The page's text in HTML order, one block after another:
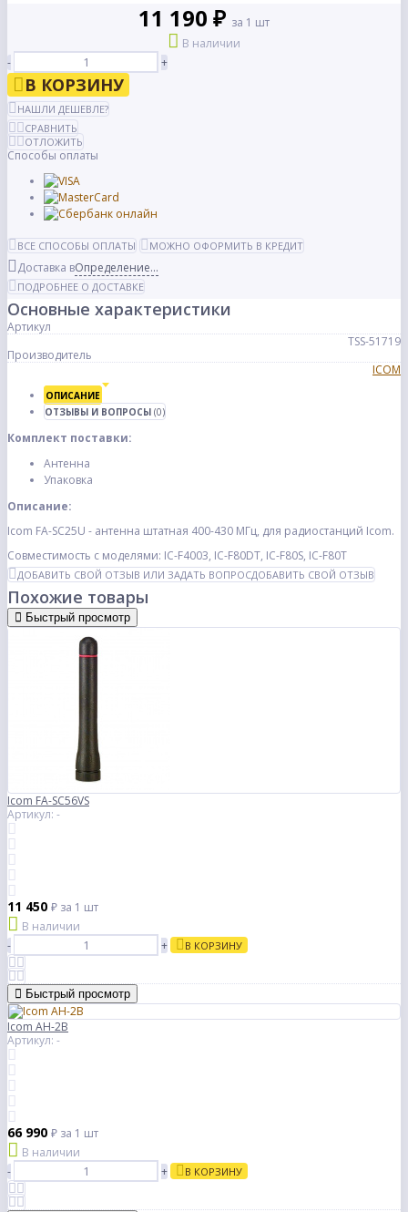
11 190 ₽ за 1 шт
В наличии
-
+
В КОРЗИНУ
НАШЛИ ДЕШЕВЛЕ?
СРАВНИТЬ
ОТЛОЖИТЬ
Способы оплаты
ВСЕ СПОСОБЫ ОПЛАТЫ МОЖНО ОФОРМИТЬ В КРЕДИТ
Доставка вОпределение...
ПОДРОБНЕЕ О ДОСТАВКЕ
Основные характеристики
Артикул
TSS-51719
Производитель
ICOM
ОПИСАНИЕ
ОТЗЫВЫ И ВОПРОСЫ (0)
Комплект поставки:
Антенна
Упаковка
Описание:
Icom FA-SC25U - антенна штатная 400-430 МГц, для радиостанций Icom.
Совместимость с моделями: IC-F4003, IC-F80DT, IC-F80S, IC-F80T
ДОБАВИТЬ СВОЙ ОТЗЫВ ИЛИ ЗАДАТЬ ВОПРОСДОБАВИТЬ СВОЙ ОТЗЫВ
Похожие товары
Быстрый просмотр
Icom FA-SC56VS
Артикул: -
11 450 ₽ за 1 шт
В наличии
-
+ В КОРЗИНУ
Быстрый просмотр
Icom AH-2B
Артикул: -
66 990 ₽ за 1 шт
В наличии
-
+ В КОРЗИНУ